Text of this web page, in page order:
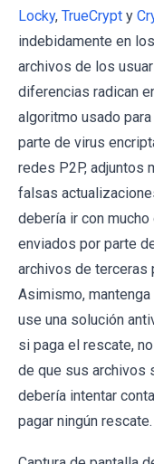
Locky, TrueCrypt y
indebidamente en
archivos de los
diferencias radican
algoritmo usado
parte de virus
redes P2P, adjuntos
falsas
debería ir con
enviados por parte
archivos de terceras
Asimismo,
use una solución
si paga el rescate,
de que sus archivos
debería intentar
pagar ningún rescate.